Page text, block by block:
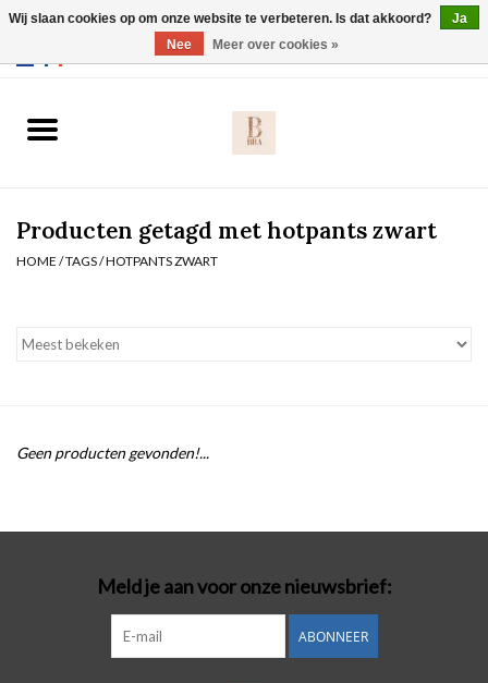
Slip
Nachtmode
Badmode
Lingerie-accessoires
Cadeaubonnen
Producten getagd met hotpants zwart
HOME /TAGS/HOTPANTS ZWART
Geen producten gevonden!...
Meld je aan voor onze nieuwsbrief:
ABONNEER
Wij slaan cookies op om onze website te verbeteren. Is dat akkoord?
Ja
Nee
Meer over cookies »
Webshop werkt met EU maten. .